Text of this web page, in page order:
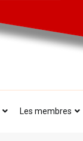
Les membres